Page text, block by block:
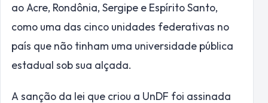
ao Acre, Rondônia, Sergipe e Espírito Santo,
como uma das cinco unidades federativas no
país que não tinham uma universidade pública
estadual sob sua alçada.
A sanção da lei que criou a UnDF foi assinada